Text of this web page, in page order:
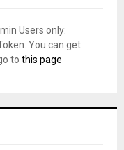
Users only:
You can get
to this page